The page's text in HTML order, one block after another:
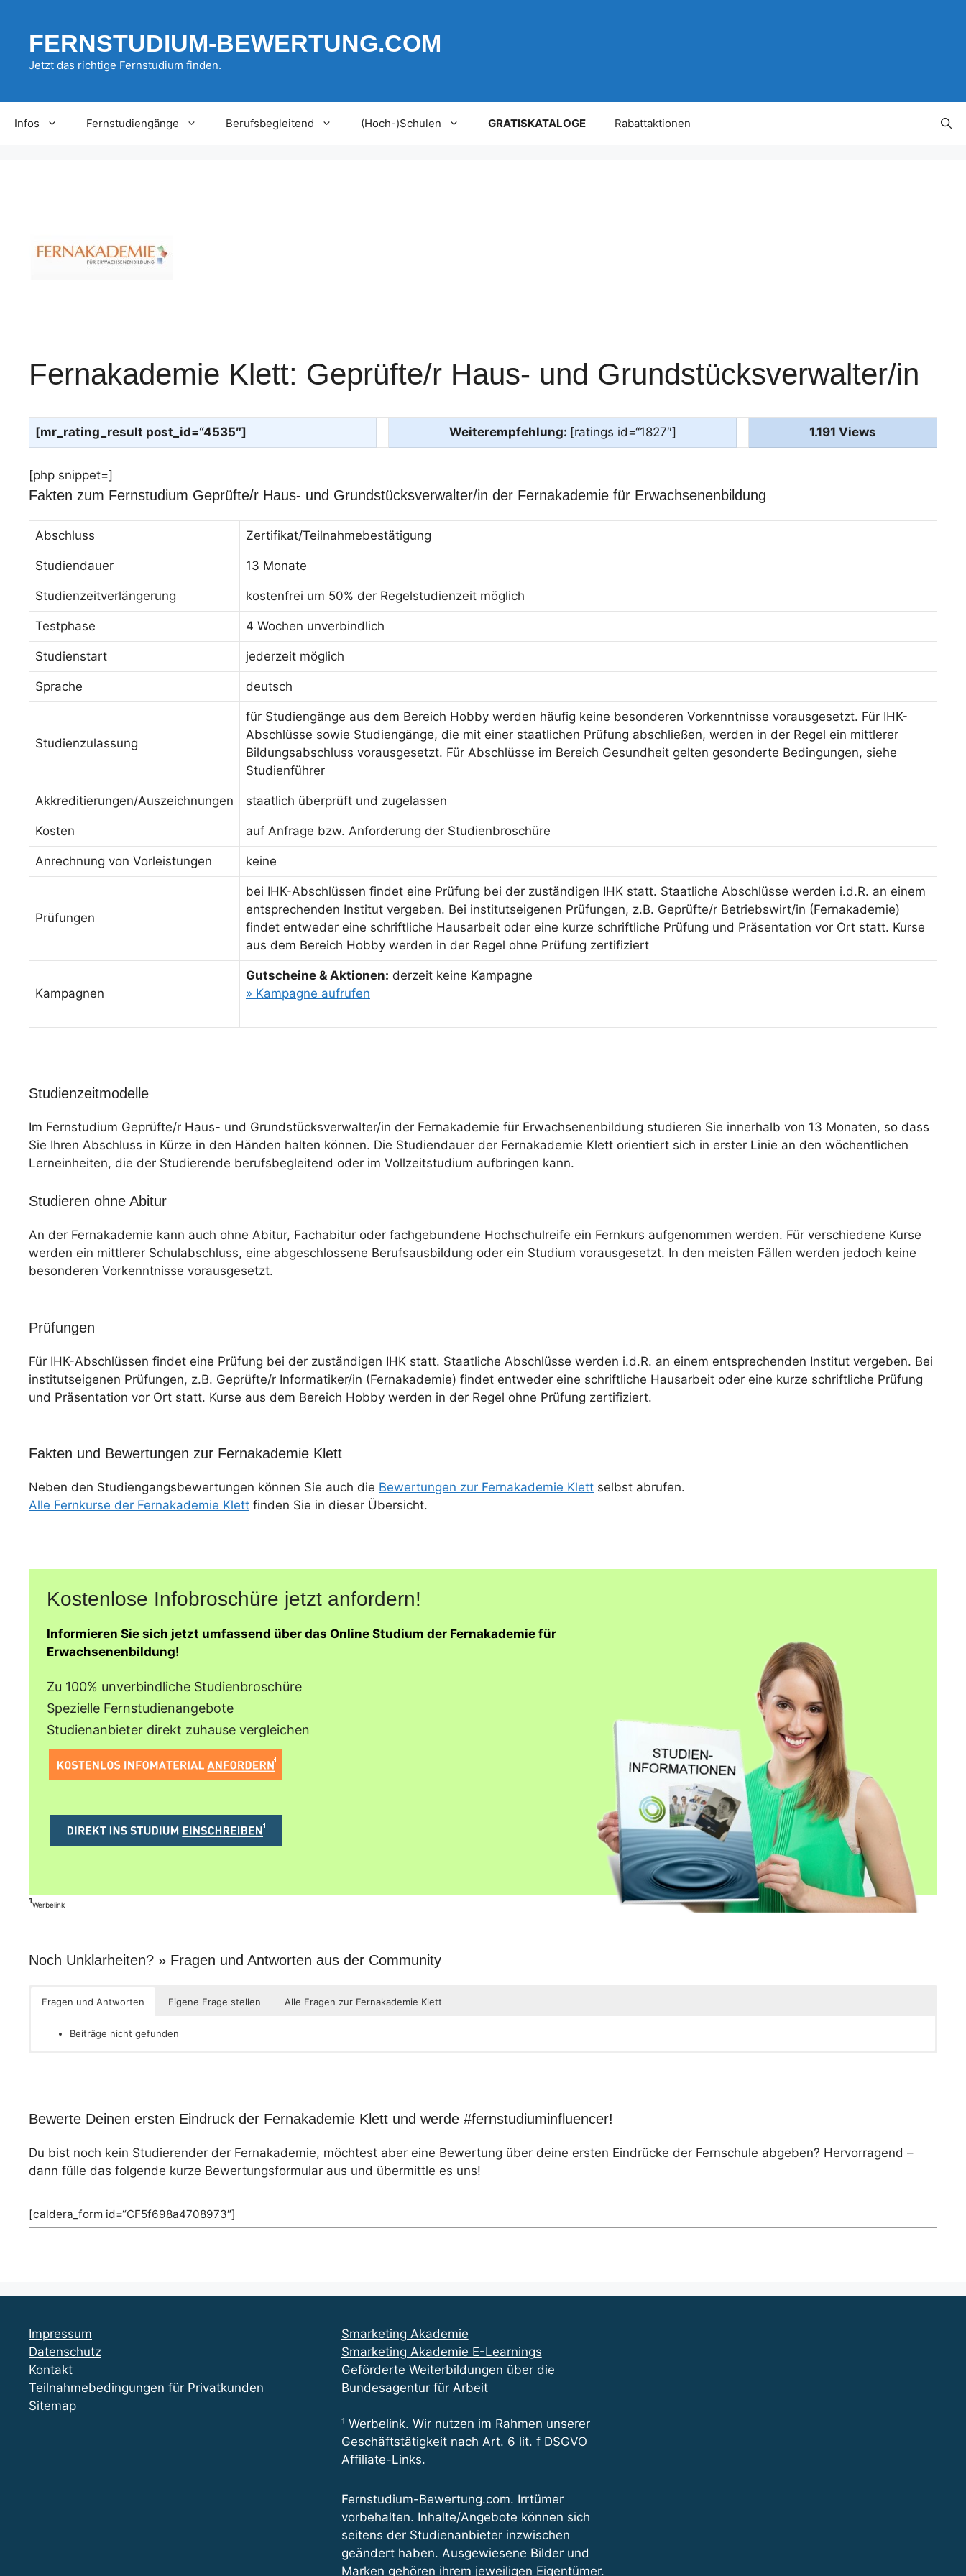
springenFERNSTUDIUM-BEWERTUNG.COM
Jetzt das richtige Fernstudium finden.
Infos Fernstudiengänge Berufsbegleitend (Hoch-)Schulen GRATISKATALOGE Rabattaktionen
Fernakademie Klett: Geprüfte/r Haus- und Grundstücksverwalter/in
[mr_rating_result post_id=“4535″] Weiterempfehlung: [ratings id=“1827″] 1.191 Views
[php snippet=]
Fakten zum Fernstudium Geprüfte/r Haus- und Grundstücksverwalter/in der Fernakademie für Erwachsenenbildung
Abschluss Zertifikat/Teilnahmebestätigung
Studiendauer 13 Monate
Studienzeitverlängerung kostenfrei um 50% der Regelstudienzeit möglich
Testphase 4 Wochen unverbindlich
Studienstart jederzeit möglich
Sprache deutsch
Studienzulassung
für Studiengänge aus dem Bereich Hobby werden häufig keine besonderen Vorkenntnisse vorausgesetzt. Für IHK-
Abschlüsse sowie Studiengänge, die mit einer staatlichen Prüfung abschließen, werden in der Regel ein mittlerer
Bildungsabschluss vorausgesetzt. Für Abschlüsse im Bereich Gesundheit gelten gesonderte Bedingungen, siehe
Studienführer
Akkreditierungen/Auszeichnungen staatlich überprüft und zugelassen
Kosten auf Anfrage bzw. Anforderung der Studienbroschüre
Anrechnung von Vorleistungen keine
Prüfungen
bei IHK-Abschlüssen findet eine Prüfung bei der zuständigen IHK statt. Staatliche Abschlüsse werden i.d.R. an einem
entsprechenden Institut vergeben. Bei institutseigenen Prüfungen, z.B. Geprüfte/r Betriebswirt/in (Fernakademie)
findet entweder eine schriftliche Hausarbeit oder eine kurze schriftliche Prüfung und Präsentation vor Ort statt. Kurse
aus dem Bereich Hobby werden in der Regel ohne Prüfung zertifiziert
Kampagnen
Gutscheine & Aktionen: derzeit keine Kampagne
» Kampagne aufrufen
Studienzeitmodelle
Im Fernstudium Geprüfte/r Haus- und Grundstücksverwalter/in der Fernakademie für Erwachsenenbildung studieren Sie innerhalb von 13 Monaten, so dass
Sie Ihren Abschluss in Kürze in den Händen halten können. Die Studiendauer der Fernakademie Klett orientiert sich in erster Linie an den wöchentlichen
Lerneinheiten, die der Studierende berufsbegleitend oder im Vollzeitstudium aufbringen kann.
Studieren ohne Abitur
An der Fernakademie kann auch ohne Abitur, Fachabitur oder fachgebundene Hochschulreife ein Fernkurs aufgenommen werden. Für verschiedene Kurse
werden ein mittlerer Schulabschluss, eine abgeschlossene Berufsausbildung oder ein Studium vorausgesetzt. In den meisten Fällen werden jedoch keine
besonderen Vorkenntnisse vorausgesetzt.
Prüfungen
Für IHK-Abschlüssen findet eine Prüfung bei der zuständigen IHK statt. Staatliche Abschlüsse werden i.d.R. an einem entsprechenden Institut vergeben. Bei
institutseigenen Prüfungen, z.B. Geprüfte/r Informatiker/in (Fernakademie) findet entweder eine schriftliche Hausarbeit oder eine kurze schriftliche Prüfung
und Präsentation vor Ort statt. Kurse aus dem Bereich Hobby werden in der Regel ohne Prüfung zertifiziert.
Fakten und Bewertungen zur Fernakademie Klett
Neben den Studiengangsbewertungen können Sie auch die Bewertungen zur Fernakademie Klett selbst abrufen.
Alle Fernkurse der Fernakademie Klett finden Sie in dieser Übersicht.
Kostenlose Infobroschüre jetzt anfordern!
Informieren Sie sich jetzt umfassend über das Online Studium der Fernakademie für
Erwachsenenbildung!
Zu 100% unverbindliche Studienbroschüre
Spezielle Fernstudienangebote
Studienanbieter direkt zuhause vergleichen
¹Werbelink
Noch Unklarheiten? » Fragen und Antworten aus der Community
Fragen und Antworten Eigene Frage stellen Alle Fragen zur Fernakademie Klett
Beiträge nicht gefunden
Bewerte Deinen ersten Eindruck der Fernakademie Klett und werde #fernstudiuminfluencer!
Du bist noch kein Studierender der Fernakademie, möchtest aber eine Bewertung über deine ersten Eindrücke der Fernschule abgeben? Hervorragend –
dann fülle das folgende kurze Bewertungsformular aus und übermittle es uns!
[caldera_form id=“CF5f698a4708973″]
Impressum
Datenschutz
Kontakt
Teilnahmebedingungen für Privatkunden
Sitemap
Smarketing Akademie
Smarketing Akademie E-Learnings
Geförderte Weiterbildungen über die
Bundesagentur für Arbeit
¹ Werbelink. Wir nutzen im Rahmen unserer
Geschäftstätigkeit nach Art. 6 lit. f DSGVO
Affiliate-Links.
Fernstudium-Bewertung.com. Irrtümer
vorbehalten. Inhalte/Angebote können sich
seitens der Studienanbieter inzwischen
geändert haben. Ausgewiesene Bilder und
Marken gehören ihrem jeweiligen Eigentümer.